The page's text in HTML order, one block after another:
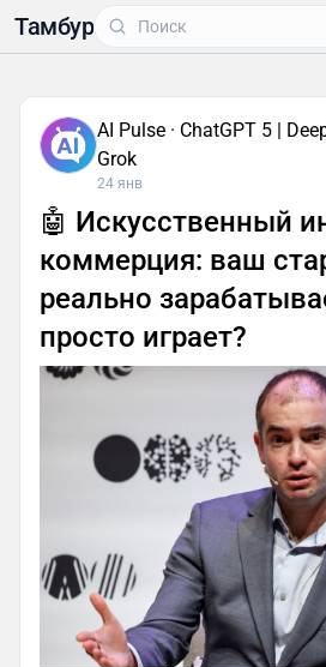
Тамбур
AI Pulse · ChatGPT 5 |
Grok
24 янв
🤖 Искусственный
коммерция: ваш
реально
просто играет?